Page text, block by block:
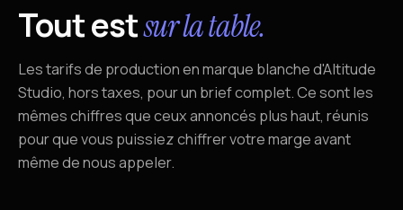
Tout estsur la table.
Les tarifs de production en marque blanche d'Altitude
Studio, hors taxes, pour un brief complet. Ce sont les
mêmes chiffres que ceux annoncés plus haut, réunis
pour que vous puissiez chiffrer votre marge avant
même de nous appeler.